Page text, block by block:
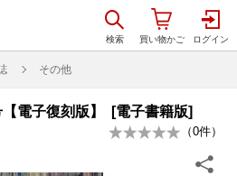
その他
電子復刻版】 [電子書籍版]
（0件）